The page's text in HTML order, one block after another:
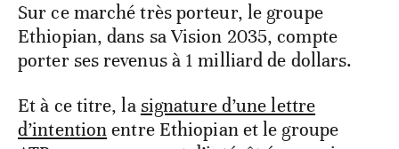
Sur ce marché très porteur, le groupe
Ethiopian, dans sa Vision 2035, compte
porter ses revenus à 1 milliard de dollars.
Et à ce titre, la signature d’une lettre
d’intentionentre Ethiopian et le groupe